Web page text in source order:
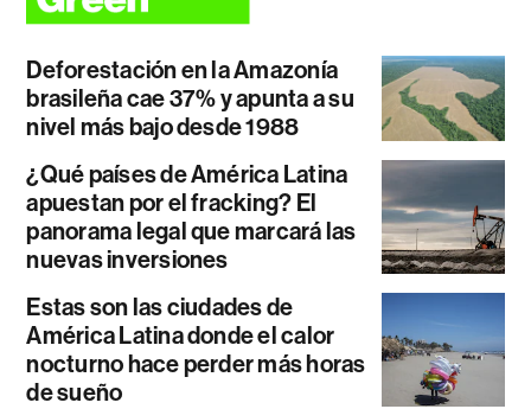
Deforestación en la Amazonía
brasileña cae 37% y apunta a su
nivel más bajo desde 1988
¿Qué países de América Latina
apuestan por el fracking? El
panorama legal que marcará las
nuevas inversiones
Estas son las ciudades de
América Latina donde el calor
nocturno hace perder más horas
de sueño